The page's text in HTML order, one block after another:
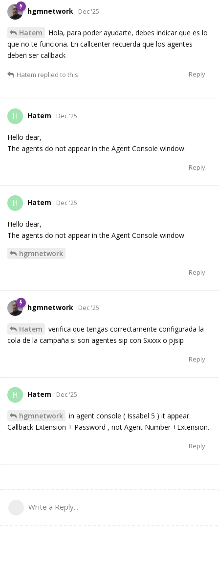
hgmnetwork Dec '25
Hatem
Hola, para poder ayudarte, debes indicar que es lo
que no te funciona. En callcenter recuerda que los agentes
deben ser callback
Reply
Hatem replied to this.
H Hatem Dec '25
Hello dear,
The agents do not appear in the Agent Console window.
Reply
H Hatem Dec '25
Hello dear,
The agents do not appear in the Agent Console window.
hgmnetwork
Reply
hgmnetwork Dec '25
Hatem
verifica que tengas correctamente configurada la
cola de la campaña si son agentes sip con Sxxxx o pjsip
Reply
H Hatem Dec '25
hgmnetwork
in agent console ( Issabel 5 ) it appear
Callback Extension + Password , not Agent Number +Extension.
Reply
Write a Reply...